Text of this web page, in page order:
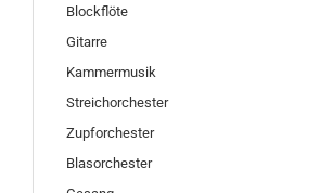
Blockflöte
Gitarre
Kammermusik
Streichorchester
Zupforchester
Blasorchester